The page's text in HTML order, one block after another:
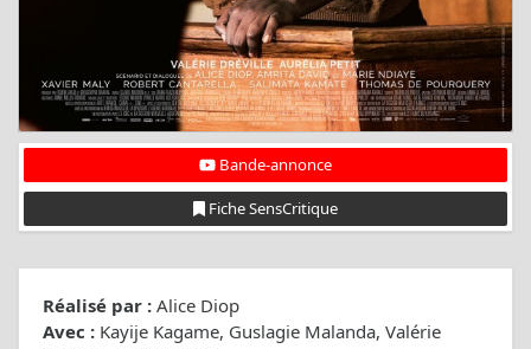
Bande-annonce
Fiche SensCritique
Réalisé par : Alice Diop
Avec : Kayije Kagame, Guslagie Malanda, Valérie